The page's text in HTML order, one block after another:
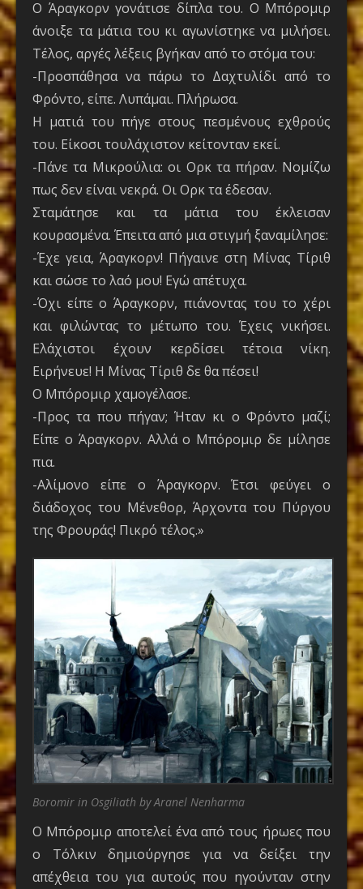
Ο Άραγκορν γονάτισε δίπλα του. Ο Μπόρομιρ
άνοιξε τα μάτια του κι αγωνίστηκε να μιλήσει.
Τέλος, αργές λέξεις βγήκαν από το στόμα του:
-Προσπάθησα να πάρω το Δαχτυλίδι από το
Φρόντο, είπε. Λυπάμαι. Πλήρωσα.
Η ματιά του πήγε στους πεσμένους εχθρούς
του. Είκοσι τουλάχιστον κείτονταν εκεί.
-Πάνε τα Μικρούλια: οι Ορκ τα πήραν. Νομίζω
πως δεν είναι νεκρά. Οι Ορκ τα έδεσαν.
Σταμάτησε και τα μάτια του έκλεισαν
κουρασμένα. Έπειτα από μια στιγμή ξαναμίλησε:
-Έχε γεια, Άραγκορν! Πήγαινε στη Μίνας Τίριθ
και σώσε το λαό μου! Εγώ απέτυχα.
-Όχι είπε ο Άραγκορν, πιάνοντας του το χέρι
και φιλώντας το μέτωπο του. Έχεις νικήσει.
Ελάχιστοι έχουν κερδίσει τέτοια νίκη.
Ειρήνευε! Η Μίνας Τίριθ δε θα πέσει!
Ο Μπόρομιρ χαμογέλασε.
-Προς τα που πήγαν; Ήταν κι ο Φρόντο μαζί;
Είπε ο Άραγκορν. Αλλά ο Μπόρομιρ δε μίλησε
πια.
-Αλίμονο είπε ο Άραγκορν. Έτσι φεύγει ο
διάδοχος του Μένεθορ, Άρχοντα του Πύργου
της Φρουράς! Πικρό τέλος.»
Boromir in Osgiliath by Aranel Nenharma
Ο Μπόρομιρ αποτελεί ένα από τους ήρωες που
ο Τόλκιν δημιούργησε για να δείξει την
απέχθεια του για αυτούς που ηγούνταν στην